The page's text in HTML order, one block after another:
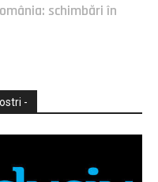
schimbări în
-